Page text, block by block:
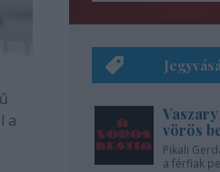
a
Vaszary
vörös
Pikali
a férfiak